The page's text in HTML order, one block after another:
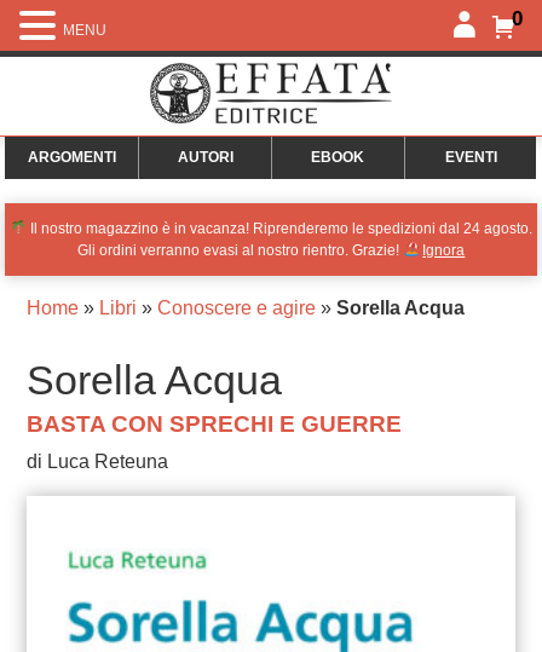
0
ARGOMENTI AUTORI EBOOK EVENTI
Il nostro magazzino è in vacanza! Riprenderemo le spedizioni dal 24 agosto.
Gli ordini verranno evasi al nostro rientro. Grazie!
Ignora
Home» Libri » Conoscere e agire» Sorella Acqua
Sorella Acqua
BASTA CON SPRECHI E GUERRE
di Luca Reteuna
MENU